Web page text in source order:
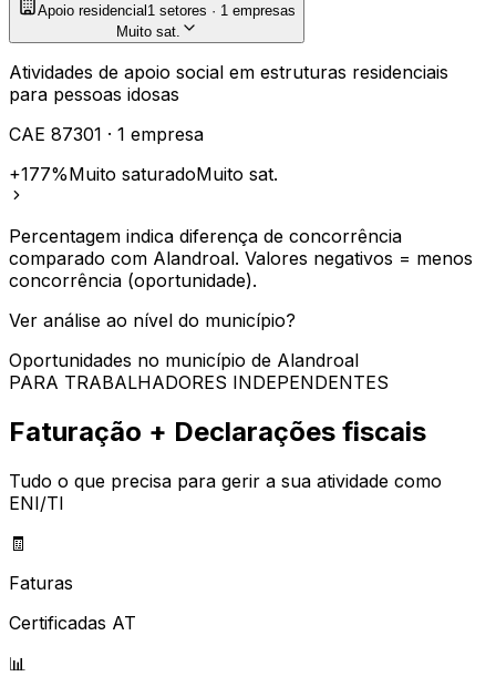
Apoio residencial1 setores · 1 empresas
Muito sat.
Atividades de apoio social em estruturas residenciais
para pessoas idosas
CAE 87301 · 1 empresa
+177%Muito saturadoMuito sat.
Percentagem indica diferença de concorrência
comparado com Alandroal. Valores negativos = menos
concorrência (oportunidade).
Ver análise ao nível do município?
Oportunidades no município de Alandroal
PARA TRABALHADORES INDEPENDENTES
Faturação + Declarações fiscais
Tudo o que precisa para gerir a sua atividade como
ENI/TI
🧾
Faturas
Certificadas AT
📊